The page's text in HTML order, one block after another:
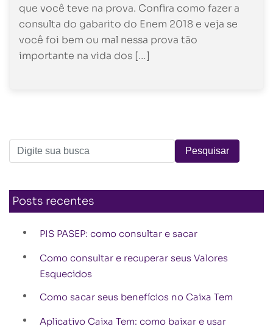
que você teve na prova. Confira como fazer a
consulta do gabarito do Enem 2018 e veja se
você foi bem ou mal nessa prova tão
importante na vida dos […]
Posts recentes
PIS PASEP: como consultar e sacar
Como consultar e recuperar seus Valores
Esquecidos
Como sacar seus benefícios no Caixa Tem
Aplicativo Caixa Tem: como baixar e usar